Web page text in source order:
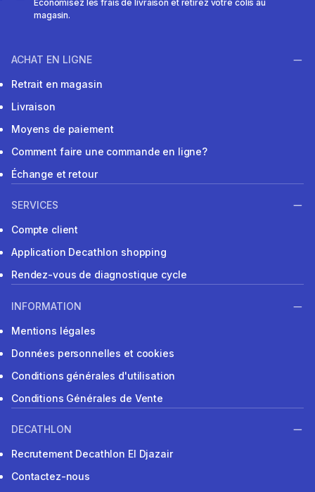
Économisez les frais de livraison et retirez votre colis au
magasin.
ACHAT EN LIGNE
Retrait en magasin
Livraison
Moyens de paiement
Comment faire une commande en ligne?
Échange et retour
SERVICES
Compte client
Application Decathlon shopping
Rendez-vous de diagnostique cycle
INFORMATION
Mentions légales
Données personnelles et cookies
Conditions générales d'utilisation
Conditions Générales de Vente
DECATHLON
Recrutement Decathlon El Djazair
Contactez-nous